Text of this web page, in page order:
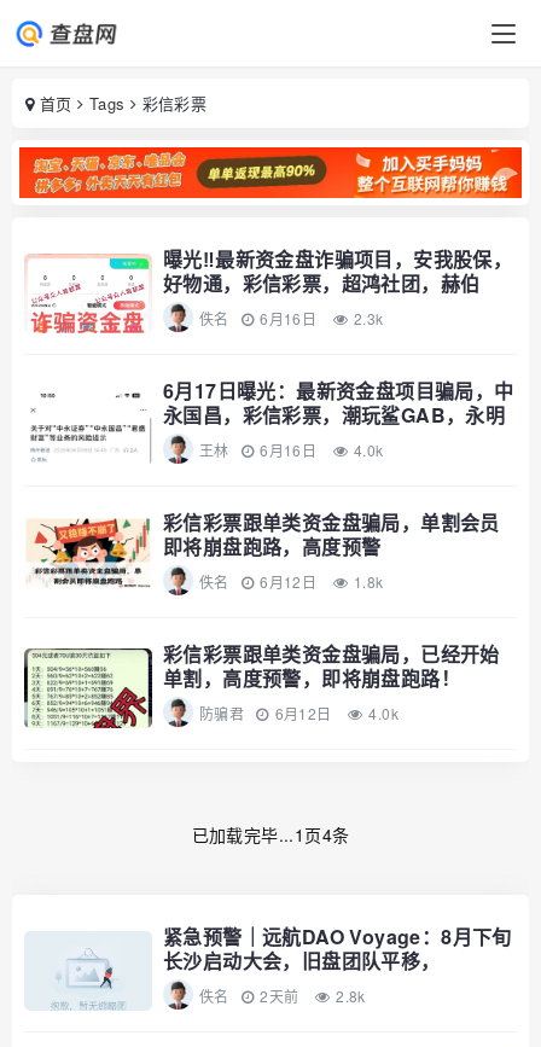
首页 Tags 彩信彩票
曝光‼️最新资金盘诈骗项目，安我股保，
好物通，彩信彩票，超鸿社团，赫伯
佚名 6月16日 2.3k
6月17日曝光：最新资金盘项目骗局，中
永国昌，彩信彩票，潮玩鲨GAB，永明
彩险王林 6月16日 4.0k
彩信彩票跟单类资金盘骗局，单割会员
即将崩盘跑路，高度预警
佚名 6月12日 1.8k
彩信彩票跟单类资金盘骗局，已经开始
单割，高度预警，即将崩盘跑路！
防骗君 6月12日 4.0k
已加载完毕...1页4条
紧急预警｜远航DAO Voyage：8月下旬
长沙启动大会，旧盘团队平移，
RWA+大宗商品包装——又是庞氏滚盘
的老剧本
佚名 2天前 2.8k